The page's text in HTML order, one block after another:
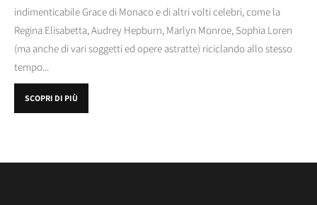
indimenticabile Grace di Monaco e di altri volti celebri, come la
Regina Elisabetta, Audrey Hepburn, Marlyn Monroe, Sophia Loren
(ma anche di vari soggetti ed opere astratte) riciclando allo stesso
tempo...
SCOPRI DI PIÙ